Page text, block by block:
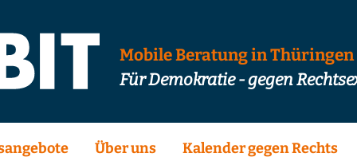
Mobile Beratung in Thüringen
Für Demokratie - gegen
Über uns Kalender gegen Rechts